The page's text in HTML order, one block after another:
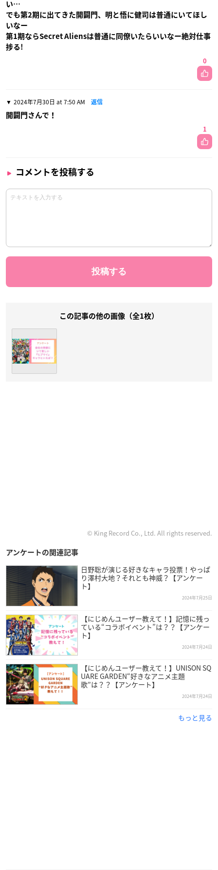
い…
でも第2期に出てきた開闢門、明と悟に健司は普通にいてほし
いなー
第1期ならSecret Aliensは普通に同僚いたらいいなー絶対仕事
捗る!
0
2024年7月30日 at 7:50 AM 返信
開闢門さんで！
1
コメントを投稿する
この記事の他の画像（全1枚）
© King Record Co., Ltd. All rights reserved.
アンケートの関連記事
日野聡が演じる好きなキャラ投票！やっぱ
り澤村大地？それとも神威？【アンケー
ト】
2024年7月25日
【にじめんユーザー教えて！】記憶に残っ
ている“コラボイベント”は？？【アンケー
ト】
2024年7月24日
【にじめんユーザー教えて！】UNISON SQ
UARE GARDEN“好きなアニメ主題
歌”は？？【アンケート】
2024年7月24日
もっと見る